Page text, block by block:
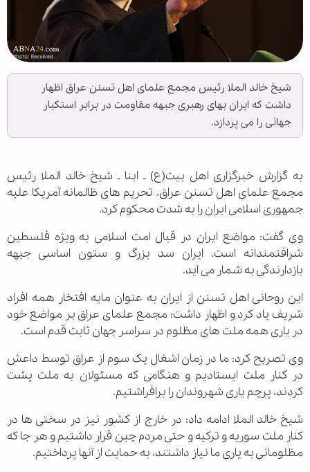
شیخ خالد الملا رئیس مجمع علمای اهل تسنن عراق اظهار
داشت که ایران بهای رهبری جبهه مقاومت در برابر استکبار
جهانی را می پردازد.
به گزارش خبرگزاری اهل بیت(ع) ـ ابنا ـ شیخ خالد الملا رئیس
مجمع علمای اهل تسنن عراق، تحریم های ظالمانه آمریکا علیه
جمهوری اسلامی ایران را به شدت محکوم کرد.
وی گفت: مواضع ایران در قبال امت اسلامی به ویژه فلسطین
شرافتمندانه است. ایران سد بزرگ و ستون اساسی جبهه
بازدارندگی به شمار می آید.
این روحانی اهل تسنن از ایران به عنوان مایه افتخار همه افراد
شریف یاد کرد و اظهار داشت: مجمع علمای عراق بر مواضع خود
در یاری همه ملت های مظلوم در سراسر جهان ثابت قدم است.
وی تصریح کرد: ما در زمان اشغال یک سوم از عراق توسط داعش
در کنار ملت ایستادیم و هنگامی که مسئولان به ملت پشت
کردند، پرچم یاری شهروندان را برافراشتیم.
شیخ خالد الملا ادامه داد: در خارج از کشور نیز در سختی ها در
کنار ملت سوریه و ترکیه و حتی مردم چین قرار داشتیم و هر جا که
مظلومانی به یاری ما نیاز داشتند، به حمایت از آنها پرداختیم.